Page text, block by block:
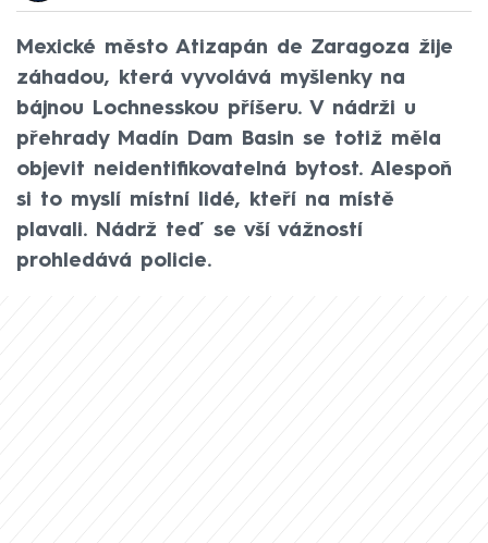
Mexické město Atizapán de Zaragoza žije
záhadou, která vyvolává myšlenky na
bájnou Lochnesskou příšeru. V nádrži u
přehrady Madín Dam Basin se totiž měla
objevit neidentifikovatelná bytost. Alespoň
si to myslí místní lidé, kteří na místě
plavali. Nádrž teď se vší vážností
prohledává policie.